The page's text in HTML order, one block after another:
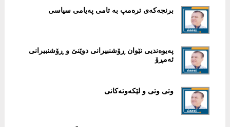
برنجەکەی ترەمپ بە تامی پەیامی سیاسی
پەیوەندیی نێوان ڕۆشنبیرانی دوێنێ و ڕۆشنبیرانی
ئەمڕۆ
وتی وتی و لێکەوتەکانی